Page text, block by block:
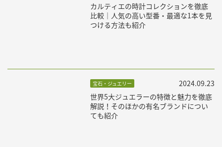
カルティエの時計コレクションを徹底
比較｜人気の高い型番・最適な1本を見
つける方法も紹介
宝石・ジュエリー
世界5大ジュエラーの特徴と魅力を徹底
解説！そのほかの有名ブランドについ
ても紹介
2024.09.23